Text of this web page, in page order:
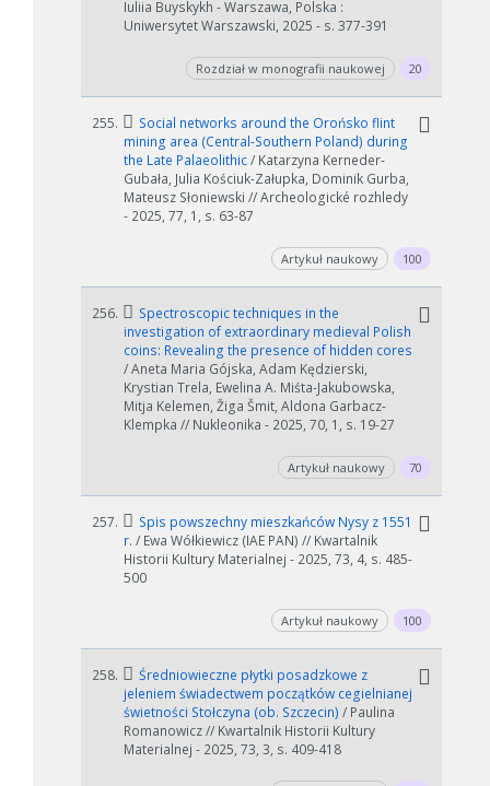
Iuliia Buyskykh - Warszawa, Polska :
Uniwersytet Warszawski, 2025 - s. 377-391
Rozdział w monografii naukowej 20
255.
Social networks around the Orońsko flint
mining area (Central-Southern Poland) during
the Late Palaeolithic/ Katarzyna Kerneder-
Gubała, Julia Kościuk-Załupka, Dominik Gurba,
Mateusz Słoniewski // Archeologické rozhledy
- 2025, 77, 1, s. 63-87
Artykuł naukowy 100
256.
Spectroscopic techniques in the
investigation of extraordinary medieval Polish
coins: Revealing the presence of hidden cores
/ Aneta Maria Gójska, Adam Kędzierski,
Krystian Trela, Ewelina A. Miśta-Jakubowska,
Mitja Kelemen, Žiga Šmit, Aldona Garbacz-
Klempka // Nukleonika - 2025, 70, 1, s. 19-27
Artykuł naukowy 70
257.
Spis powszechny mieszkańców Nysy z 1551
r. / Ewa Wółkiewicz (IAE PAN) // Kwartalnik
Historii Kultury Materialnej - 2025, 73, 4, s. 485-
500
Artykuł naukowy 100
258.
Średniowieczne płytki posadzkowe z
jeleniem świadectwem początków cegielnianej
świetności Stołczyna (ob. Szczecin) / Paulina
Romanowicz // Kwartalnik Historii Kultury
Materialnej - 2025, 73, 3, s. 409-418